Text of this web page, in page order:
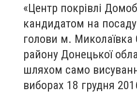
«Центр покрівлі
кандидатом на
голови м. Миколаївка
району Донецької
шляхом само
виборах 18 грудня